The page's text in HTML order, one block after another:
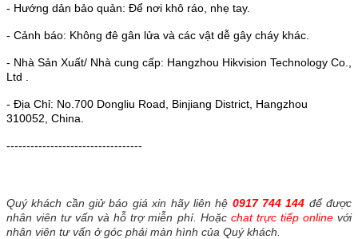
- Hướng dản bảo quản: Để nơi khô ráo, nhẹ tay.
- Cảnh báo: Không đê gân lửa và các vật dễ gây cháy khác.
- Nhà Sản Xuất/ Nhà cung cấp: Hangzhou Hikvision Technology Co.,
Ltd .
- Địa Chỉ: No.700 Dongliu Road, Binjiang District, Hangzhou
310052, China.
----------------------------------
Quý khách cần giử báo giá xin hãy liên hệ 0917 744 144 để được
nhân viên tư vấn và hỗ trợ miễn phí. Hoặc chat trực tiếp onlinevới
nhân viên tư vấn ở góc phải màn hình của Quý khách.